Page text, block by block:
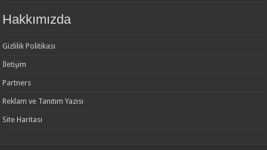
Hakkımızda
Gizlilik Politikası
İletişim
Partners
Reklam ve Tanıtım Yazısı
Site Haritası